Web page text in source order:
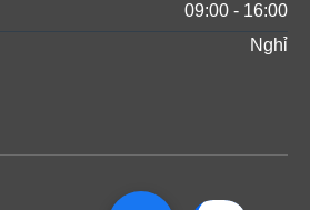
09:00 - 16:00
Nghỉ